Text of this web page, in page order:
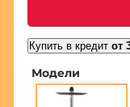
Купить в кредит от
Модели